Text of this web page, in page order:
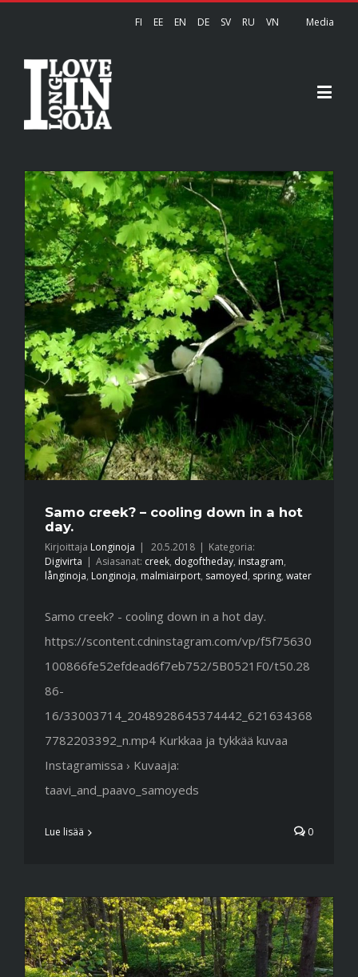
FI EE EN DE SV RU VN Media
Samo creek? – cooling down in a hot
day.
Kirjoittaja Longinoja 20.5.2018
Kategoria:
Digivirta
Asiasanat: creek, dogoftheday, instagram,
långinoja, Longinoja, malmiairport, samoyed, spring, water
Samo creek? - cooling down in a hot day.
https://scontent.cdninstagram.com/vp/f5f75630
100866fe52efdead6f7eb752/5B0521F0/t50.28
86-
16/33003714_2048928645374442_621634368
7782203392_n.mp4 Kurkkaa ja tykkää kuvaa
Instagramissa › Kuvaaja:
taavi_and_paavo_samoyeds
Lue lisää 0